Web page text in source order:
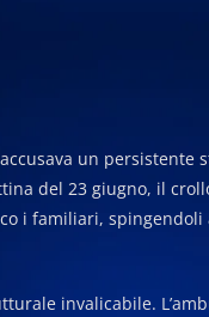
un persistente
del 23 giugno, il
i familiari, spingendoli
invalicabile.